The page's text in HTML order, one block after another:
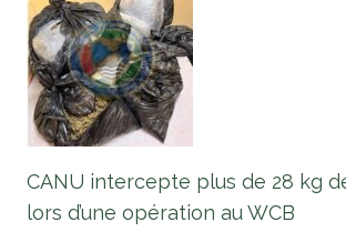
CANU intercepte plus de 28 kg
lors d’une opération au WCB